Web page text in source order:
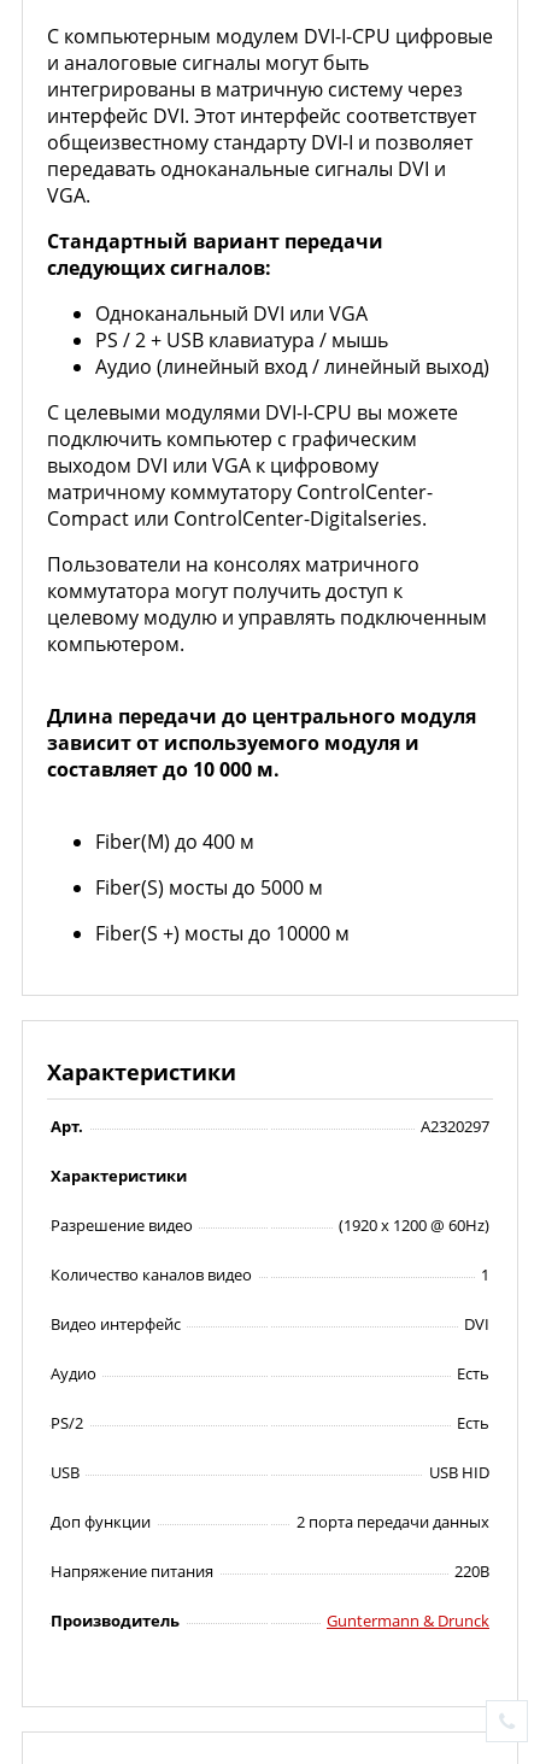
С компьютерным модулем DVI-I-CPU цифровые
и аналоговые сигналы могут быть
интегрированы в матричную систему через
интерфейс DVI. Этот интерфейс соответствует
общеизвестному стандарту DVI-I и позволяет
передавать одноканальные сигналы DVI и
VGA.
Стандартный вариант передачи
следующих сигналов:
Одноканальный DVI или VGA
PS / 2 + USB клавиатура / мышь
Аудио (линейный вход / линейный выход)
С целевыми модулями DVI-I-CPU вы можете
подключить компьютер с графическим
выходом DVI или VGA к цифровому
матричному коммутатору ControlCenter-
Compact или ControlCenter-Digitalseries.
Пользователи на консолях матричного
коммутатора могут получить доступ к
целевому модулю и управлять подключенным
компьютером.
Длина передачи до центрального модуля
зависит от используемого модуля и
составляет до 10 000 м.
Fiber(М) до 400 м
Fiber(S) мосты до 5000 м
Fiber(S +) мосты до 10000 м
Характеристики
Арт. A2320297
Характеристики
Разрешение видео (1920 x 1200 @ 60Hz)
Количество каналов видео 1
Видео интерфейс DVI
Аудио Есть
PS/2 Есть
USB USB HID
Доп функции 2 порта передачи данных
Напряжение питания 220В
Производитель Guntermann & Drunck